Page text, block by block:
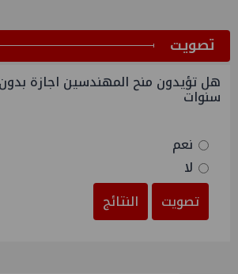
ﺗﺼﻮﻳﺖ
هل تؤيدون منح المهندسين اجازة
سنوات
نعم
لا
تصويت
النتائج